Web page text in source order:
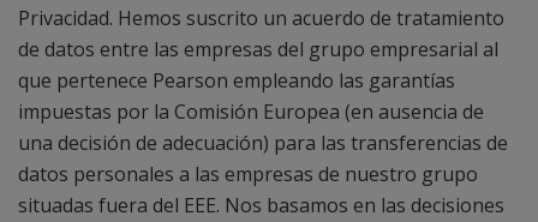
Privacidad. Hemos suscrito un acuerdo de tratamiento
de datos entre las empresas del grupo empresarial al
que pertenece Pearson empleando las garantías
impuestas por la Comisión Europea (en ausencia de
una decisión de adecuación) para las transferencias de
datos personales a las empresas de nuestro grupo
situadas fuera del EEE. Nos basamos en las decisiones